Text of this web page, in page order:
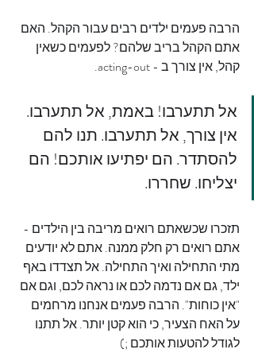
הרבה פעמים ילדים רבים עבור הקהל. האם
אתם הקהל בריב שלהם? לפעמים כשאין
קהל, אין צורך ב - acting-out.
אל תתערבו! באמת, אל תתערבו.
אין צורך, אל תתערבו. תנו להם
להסתדר. הם יפתיעו אותכם! הם
יצליחו. שחררו.
תזכרו שכשאתם רואים מריבה בין הילדים -
אתם רואים רק חלק ממנה. אתם לא יודעים
מתי התחילה ואיך התחילה. אל תצדדו באף
ילד, גם אם נדמה לכם או נראה לכם, וגם אם
"אין כוחות". הרבה פעמים אנחנו מרחמים
על האח הצעיר, כי הוא קטן יותר. אל תתנו
לגודל להטעות אותכם ;)